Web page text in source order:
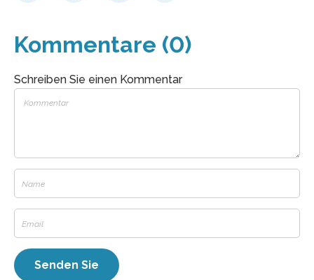
Kommentare (0)
Schreiben Sie einen Kommentar